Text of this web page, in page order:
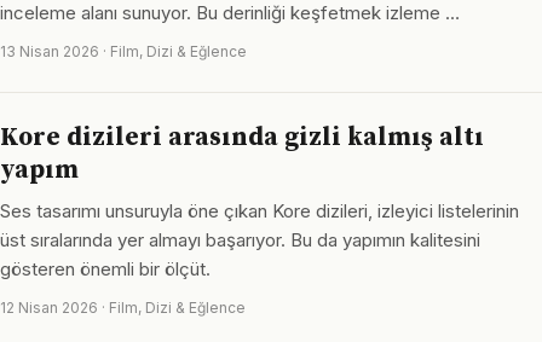
inceleme alanı sunuyor. Bu derinliği keşfetmek izleme …
13 Nisan 2026 · Film, Dizi & Eğlence
Kore dizileri arasında gizli kalmış altı
yapım
Ses tasarımı unsuruyla öne çıkan Kore dizileri, izleyici listelerinin
üst sıralarında yer almayı başarıyor. Bu da yapımın kalitesini
gösteren önemli bir ölçüt.
12 Nisan 2026 · Film, Dizi & Eğlence